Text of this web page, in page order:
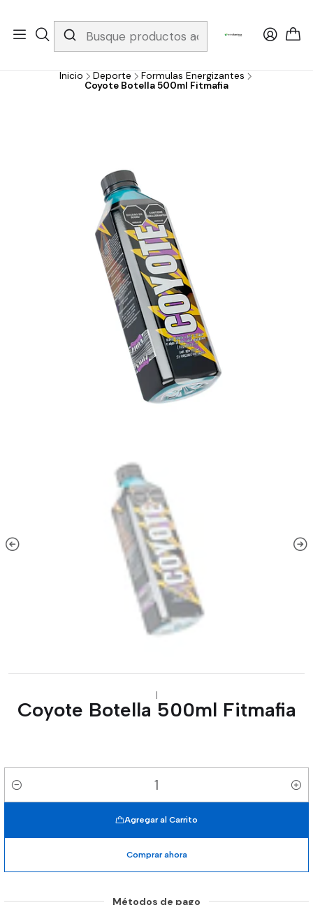
Whatsapp 3229079958/ Fijo 6019251796 / Envios a todo el país y
gratis apartir de 199.000!
Inicio Deporte
Formulas Energizantes
Coyote Botella 500ml Fitmafia
|
Coyote Botella 500ml Fitmafia
Cantidad
Agregar al Carrito
Comprar ahora
Métodos de pago